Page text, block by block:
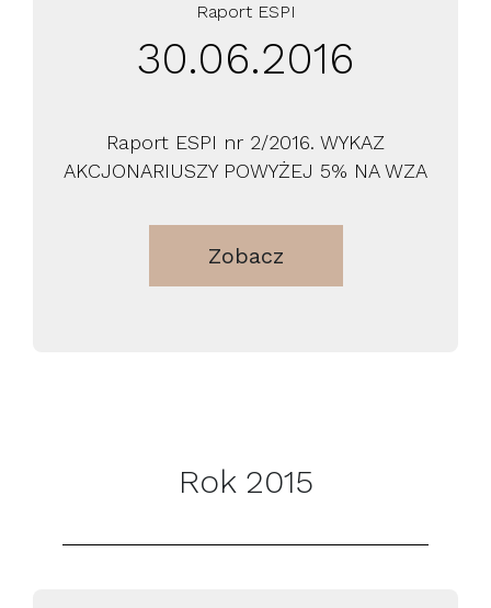
Raport ESPI
30.06.2016
Raport ESPI nr 2/2016. WYKAZ
AKCJONARIUSZY POWYŻEJ 5% NA WZA
Zobacz
Rok 2015